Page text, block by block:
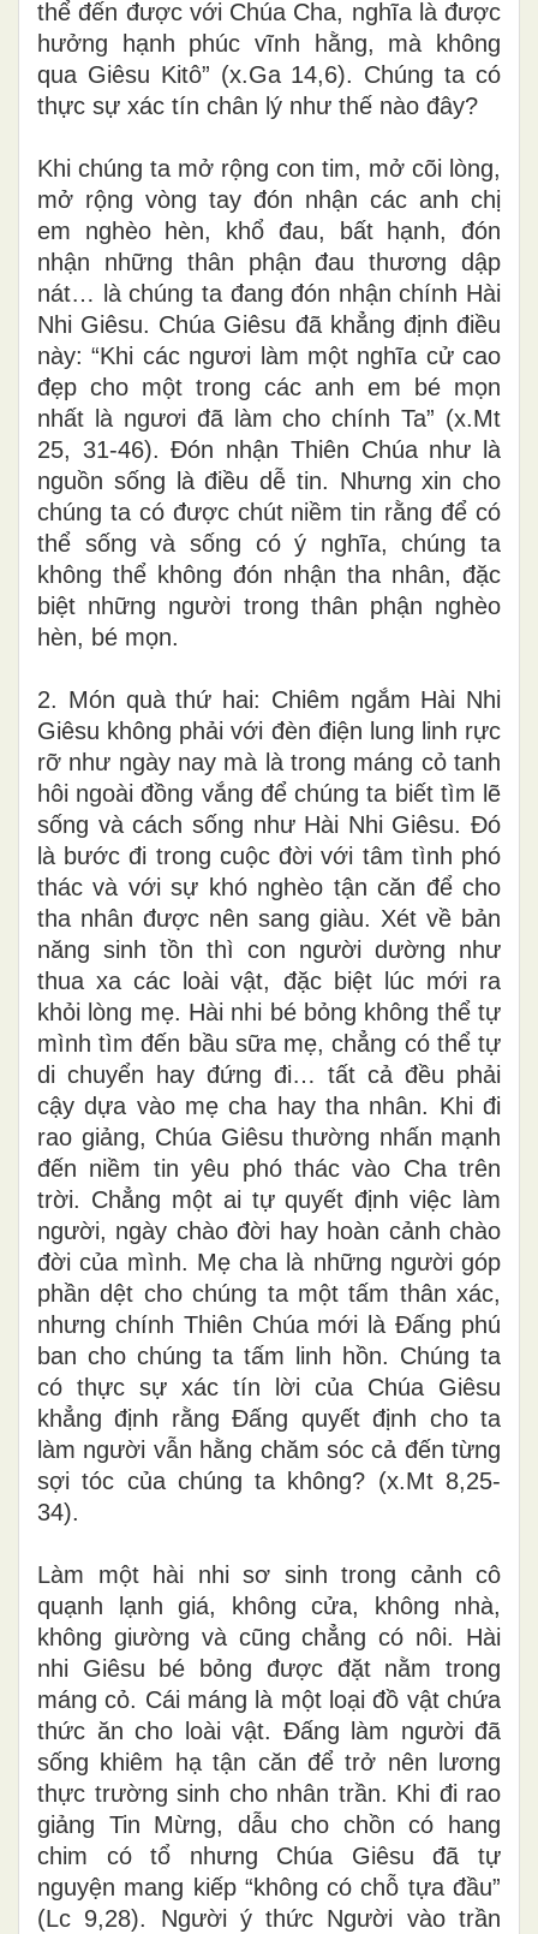
thể đến được với Chúa Cha, nghĩa là được
hưởng hạnh phúc vĩnh hằng, mà không
qua Giêsu Kitô” (x.Ga 14,6). Chúng ta có
thực sự xác tín chân lý như thế nào đây?
Khi chúng ta mở rộng con tim, mở cõi lòng,
mở rộng vòng tay đón nhận các anh chị
em nghèo hèn, khổ đau, bất hạnh, đón
nhận những thân phận đau thương dập
nát… là chúng ta đang đón nhận chính Hài
Nhi Giêsu. Chúa Giêsu đã khẳng định điều
này: “Khi các ngươi làm một nghĩa cử cao
đẹp cho một trong các anh em bé mọn
nhất là ngươi đã làm cho chính Ta” (x.Mt
25, 31-46). Đón nhận Thiên Chúa như là
nguồn sống là điều dễ tin. Nhưng xin cho
chúng ta có được chút niềm tin rằng để có
thể sống và sống có ý nghĩa, chúng ta
không thể không đón nhận tha nhân, đặc
biệt những người trong thân phận nghèo
hèn, bé mọn.
2. Món quà thứ hai: Chiêm ngắm Hài Nhi
Giêsu không phải với đèn điện lung linh rực
rỡ như ngày nay mà là trong máng cỏ tanh
hôi ngoài đồng vắng để chúng ta biết tìm lẽ
sống và cách sống như Hài Nhi Giêsu. Đó
là bước đi trong cuộc đời với tâm tình phó
thác và với sự khó nghèo tận căn để cho
tha nhân được nên sang giàu. Xét về bản
năng sinh tồn thì con người dường như
thua xa các loài vật, đặc biệt lúc mới ra
khỏi lòng mẹ. Hài nhi bé bỏng không thể tự
mình tìm đến bầu sữa mẹ, chẳng có thể tự
di chuyển hay đứng đi… tất cả đều phải
cậy dựa vào mẹ cha hay tha nhân. Khi đi
rao giảng, Chúa Giêsu thường nhấn mạnh
đến niềm tin yêu phó thác vào Cha trên
trời. Chẳng một ai tự quyết định việc làm
người, ngày chào đời hay hoàn cảnh chào
đời của mình. Mẹ cha là những người góp
phần dệt cho chúng ta một tấm thân xác,
nhưng chính Thiên Chúa mới là Đấng phú
ban cho chúng ta tấm linh hồn. Chúng ta
có thực sự xác tín lời của Chúa Giêsu
khẳng định rằng Đấng quyết định cho ta
làm người vẫn hằng chăm sóc cả đến từng
sợi tóc của chúng ta không? (x.Mt 8,25-
34).
Làm một hài nhi sơ sinh trong cảnh cô
quạnh lạnh giá, không cửa, không nhà,
không giường và cũng chẳng có nôi. Hài
nhi Giêsu bé bỏng được đặt nằm trong
máng cỏ. Cái máng là một loại đồ vật chứa
thức ăn cho loài vật. Đấng làm người đã
sống khiêm hạ tận căn để trở nên lương
thực trường sinh cho nhân trần. Khi đi rao
giảng Tin Mừng, dẫu cho chồn có hang
chim có tổ nhưng Chúa Giêsu đã tự
nguyện mang kiếp “không có chỗ tựa đầu”
(Lc 9,28). Người ý thức Người vào trần